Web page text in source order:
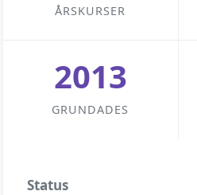
ÅRSKURSER
2013
GRUNDADES
Status